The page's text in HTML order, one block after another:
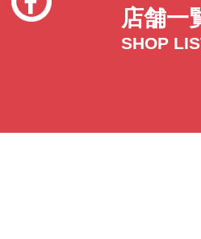
店舗一
SHOP